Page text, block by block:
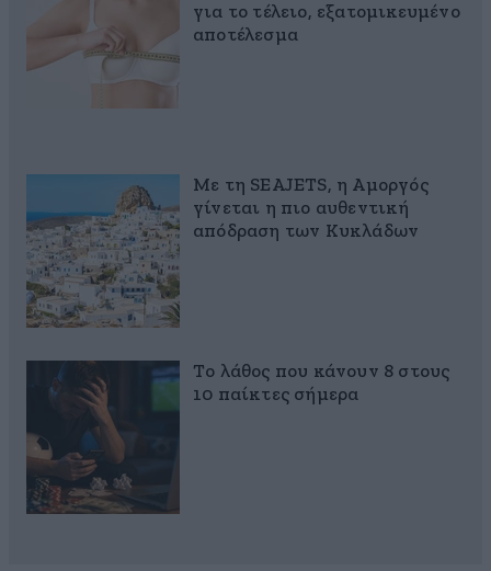
για το τέλειο, εξατομικευμένο
αποτέλεσμα
Με τη SEAJETS, η Αμοργός
γίνεται η πιο αυθεντική
απόδραση των Κυκλάδων
Το λάθος που κάνουν 8 στους
10 παίκτες σήμερα